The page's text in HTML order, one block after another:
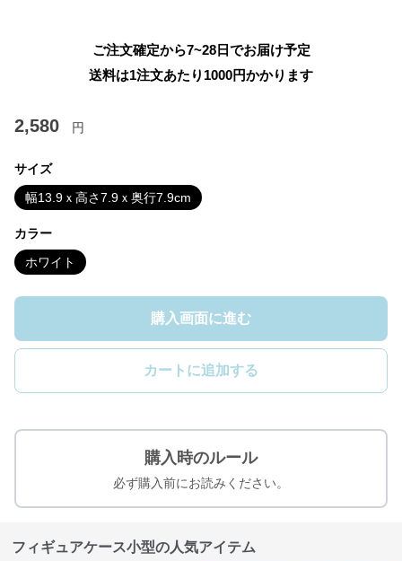
ご注文確定から7~28日でお届け予定
送料は1注文あたり 1000円かかります
2,580 円
サイズ
幅13.9ｘ高さ7.9ｘ奥行7.9cm
カラー
ホワイト
購入画面に進む
カートに追加する
購入時のルール
必ず購入前にお読みください。
フィギュアケース小型の人気アイテム